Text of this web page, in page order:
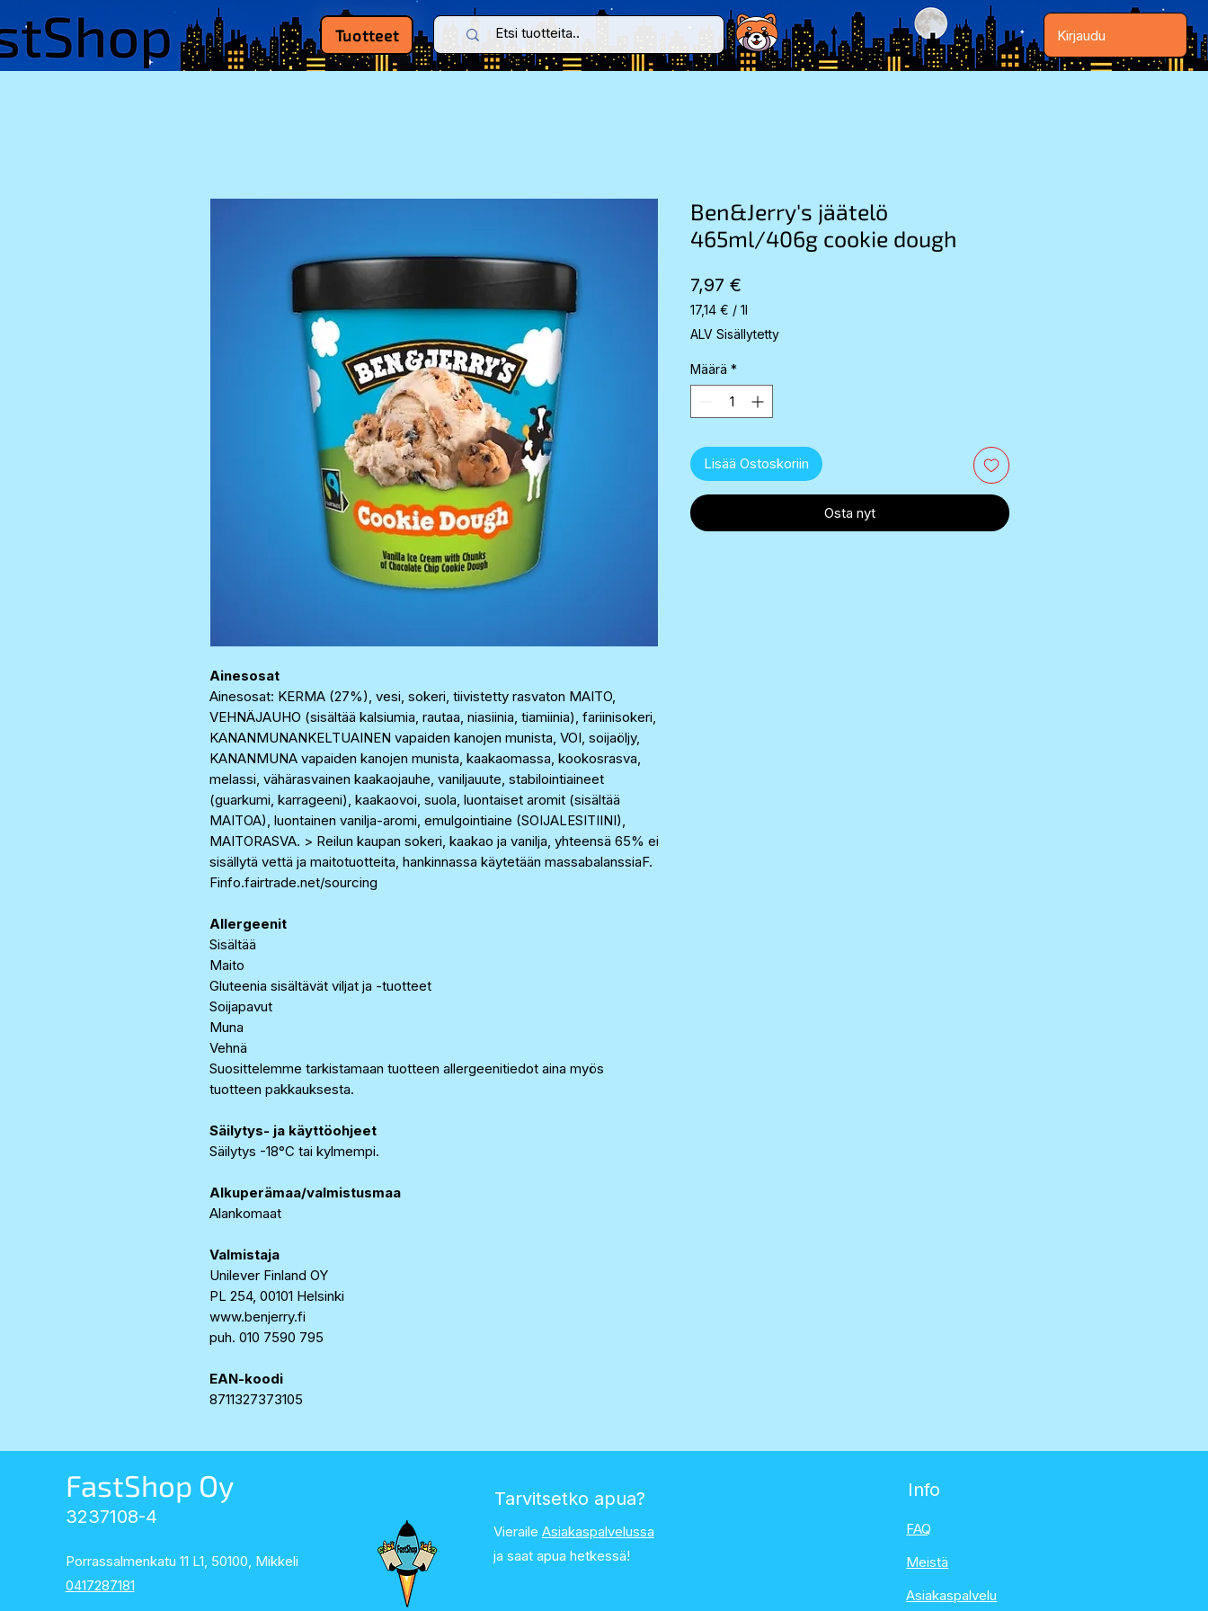
Tuotteet Kirjaudu
Ainesosat
Ainesosat: KERMA (27%), vesi, sokeri, tiivistetty rasvaton MAITO,
VEHNÄJAUHO (sisältää kalsiumia, rautaa, niasiinia, tiamiinia), fariinisokeri,
KANANMUNANKELTUAINEN vapaiden kanojen munista, VOI, soijaöljy,
KANANMUNA vapaiden kanojen munista, kaakaomassa, kookosrasva,
melassi, vähärasvainen kaakaojauhe, vaniljauute, stabilointiaineet
(guarkumi, karrageeni), kaakaovoi, suola, luontaiset aromit (sisältää
MAITOA), luontainen vanilja-aromi, emulgointiaine (SOIJALESITIINI),
MAITORASVA. > Reilun kaupan sokeri, kaakao ja vanilja, yhteensä 65% ei
sisällytä vettä ja maitotuotteita, hankinnassa käytetään massabalanssiaF.
Finfo.fairtrade.net/sourcing
Allergeenit
Sisältää
Maito
Gluteenia sisältävät viljat ja -tuotteet
Soijapavut
Muna
Vehnä
Suosittelemme tarkistamaan tuotteen allergeenitiedot aina myös
tuotteen pakkauksesta.
Säilytys- ja käyttöohjeet
Säilytys -18°C tai kylmempi.
Alkuperämaa/valmistusmaa
Alankomaat
Valmistaja
Unilever Finland OY
PL 254, 00101 Helsinki
www.benjerry.fi
puh. 010 7590 795
EAN-koodi
8711327373105
Ben&Jerry's jäätelö
465ml/406g cookie dough
7,97 €
17,14 € / 1l
17,14 €
per
1
Liter
ALV Sisällytetty
Määrä *
Lisää Ostoskoriin
Osta nyt
FastShop Oy
3237108-4
Porrassalmenkatu 11 L1, 50100, Mikkeli
0417287181
Tarvitsetko apua?
Vieraile Asiakaspalvelussa
ja saat apua hetkessä!
Info
FAQ
Meistä
Asiakaspalvelu